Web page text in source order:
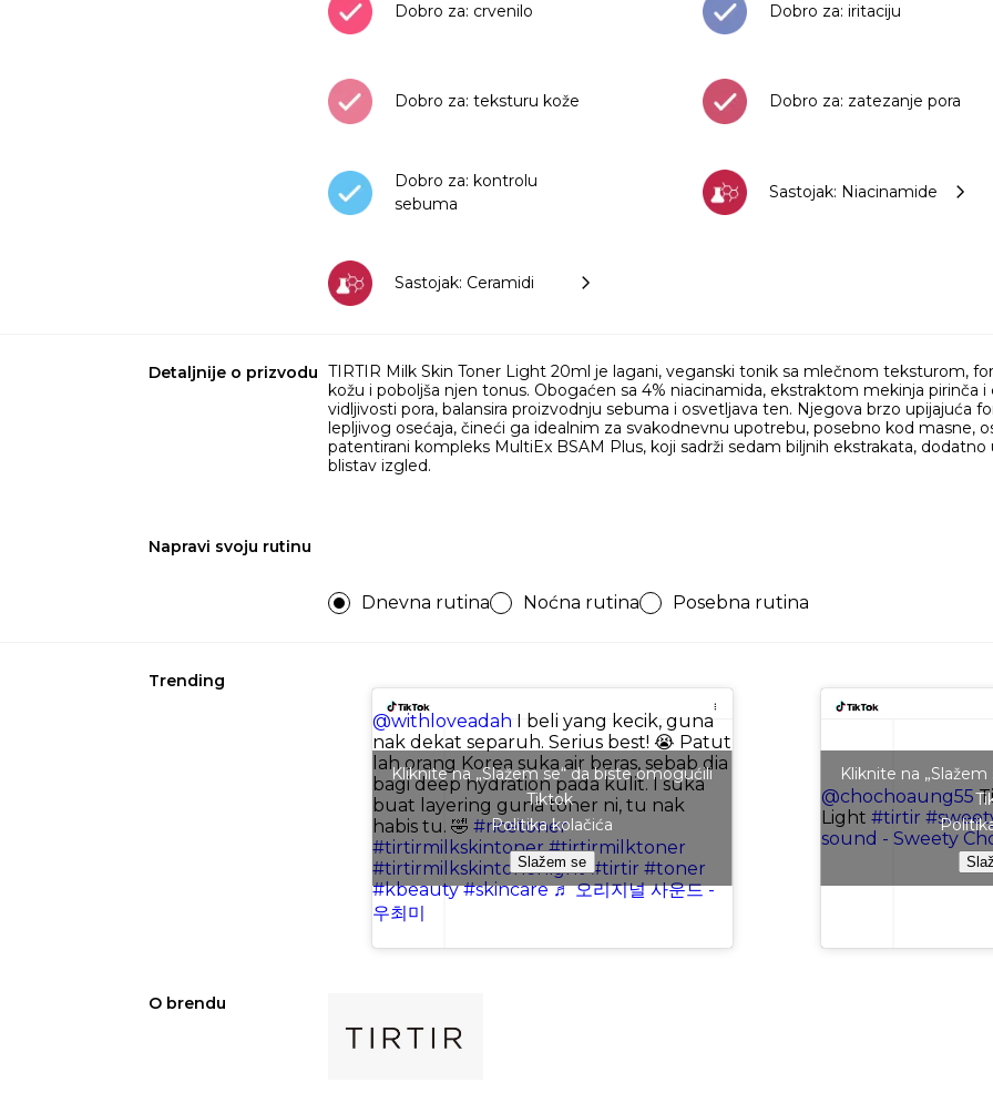
Dobro za: crvenilo Dobro za: iritaciju
Dobro za: teksturu kože Dobro za: zatezanje pora
Dobro za: kontrolu
sebuma
Sastojak: Niacinamide
Sastojak: Ceramidi
Detaljnije o prizvodu TIRTIR Milk Skin Toner Light 20ml je lagani, veganski tonik sa mlečnom teksturom,
kožu i poboljša njen tonus. Obogaćen sa 4% niacinamida, ekstraktom mekinja pirinča
vidljivosti pora, balansira proizvodnju sebuma i osvetljava ten. Njegova brzo upijajuća
lepljivog osećaja, čineći ga idealnim za svakodnevnu upotrebu, posebno kod masne,
patentirani kompleks MultiEx BSAM Plus, koji sadrži sedam biljnih ekstrakata,
blistav izgled.
Napravi svoju rutinu
Dnevna rutina Noćna rutina Posebna rutina
Trending
@withloveadah I beli yang kecik, guna
nak dekat separuh. Serius best! 😭 Patut
lah orang Korea suka air beras, sebab dia
bagi deep hydration pada kulit. I suka
buat layering guna toner ni, tu nak
habis tu. 🤣 #ricetoner
#tirtirmilkskintoner #tirtirmilktoner
#tirtirmilkskintonerlight #tirtir #toner
#kbeauty #skincare ♬ 오리지널 사운드 -
우최미
Kliknite na „Slažem se“ da biste omogućili
Tiktok
Politika kolačića
Slažem se
@chochoaung55
Light #tirtir
sound - Sweety
Kliknite na
O brendu